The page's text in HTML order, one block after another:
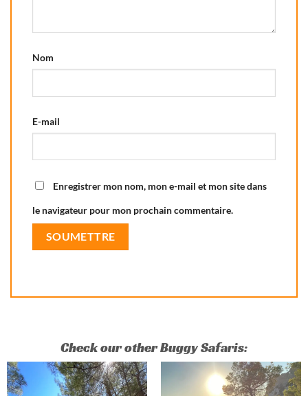
Nom
E-mail
Enregistrer mon nom, mon e-mail et mon site dans
le navigateur pour mon prochain commentaire.
Check our other Buggy Safaris: